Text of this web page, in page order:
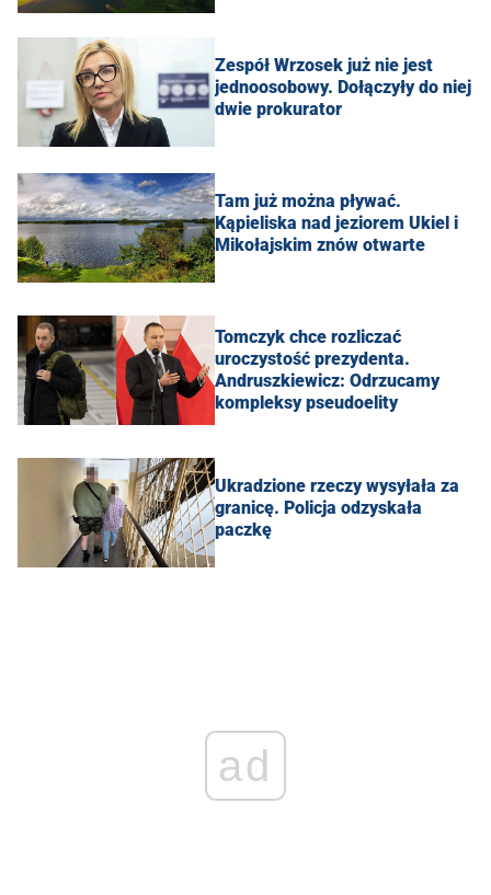
Zespół Wrzosek już nie jest
jednoosobowy. Dołączyły do niej
dwie prokurator
Tam już można pływać.
Kąpieliska nad jeziorem Ukiel i
Mikołajskim znów otwarte
Tomczyk chce rozliczać
uroczystość prezydenta.
Andruszkiewicz: Odrzucamy
kompleksy pseudoelity
Ukradzione rzeczy wysyłała za
granicę. Policja odzyskała
paczkę
ad